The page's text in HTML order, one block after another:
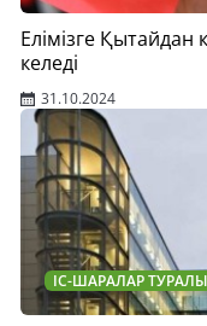
Елімізге Қытайдан
келеді
31.10.2024
ІС-ШАРАЛАР